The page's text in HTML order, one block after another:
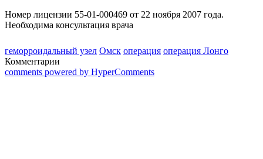
Номер лицензии 55-01-000469 от 22 ноября 2007 года.
Необходима консультация врача
геморроидальный узел Омск операция операция Лонго
Комментарии
comments powered by HyperComments